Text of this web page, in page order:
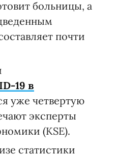
больницы, а
почти
19 в
уже четвертую
эксперты
(KSE).
статистики